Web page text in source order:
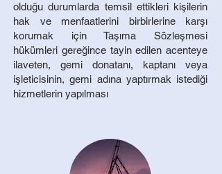
olduğu durumlarda temsil ettikleri kişilerin
hak ve menfaatlerini birbirlerine karşı
korumak için Taşıma Sözleşmesi
hükümleri gereğince tayin edilen acenteye
ilaveten, gemi donatanı, kaptanı veya
işleticisinin, gemi adına yaptırmak istediği
hizmetlerin yapılması ​